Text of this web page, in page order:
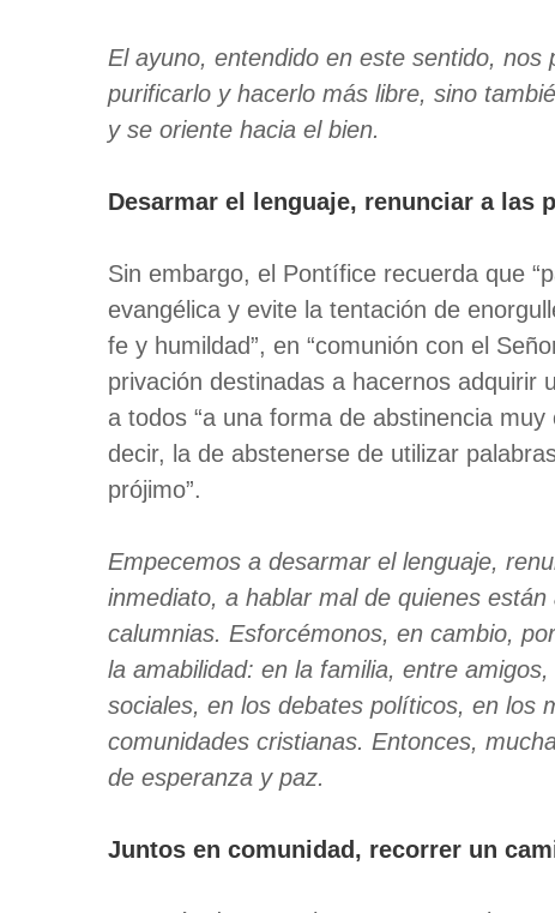
El ayuno, entendido en este sentido, nos
purificarlo y hacerlo más libre, sino
y se oriente hacia el bien.
Desarmar el lenguaje, renunciar a las
Sin embargo, el Pontífice recuerda que
evangélica y evite la tentación de
fe y humildad”, en “comunión con el
privación destinadas a hacernos adquirir
a todos “a una forma de abstinencia
decir, la de abstenerse de utilizar
prójimo”.
Empecemos a desarmar el lenguaje,
inmediato, a hablar mal de quienes
calumnias. Esforcémonos, en cambio,
la amabilidad: en la familia, entre
sociales, en los debates políticos, en los
comunidades cristianas. Entonces,
de esperanza y paz.
Juntos en comunidad, recorrer un